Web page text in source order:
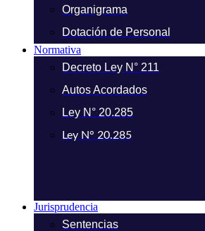
Organigrama
Dotación de Personal
Normativa
Decreto Ley N° 211
Autos Acordados
Ley N° 20.285
Ley N° 20.285
Jurisprudencia
Sentencias